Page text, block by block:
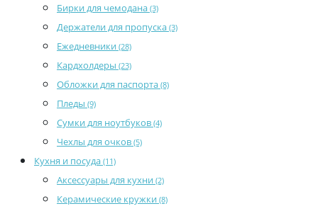
Бирки для чемодана (3)
Держатели для пропуска (3)
Ежедневники (28)
Кардхолдеры (23)
Обложки для паспорта (8)
Пледы (9)
Сумки для ноутбуков (4)
Чехлы для очков (5)
Кухня и посуда (11)
Аксессуары для кухни (2)
Керамические кружки (8)